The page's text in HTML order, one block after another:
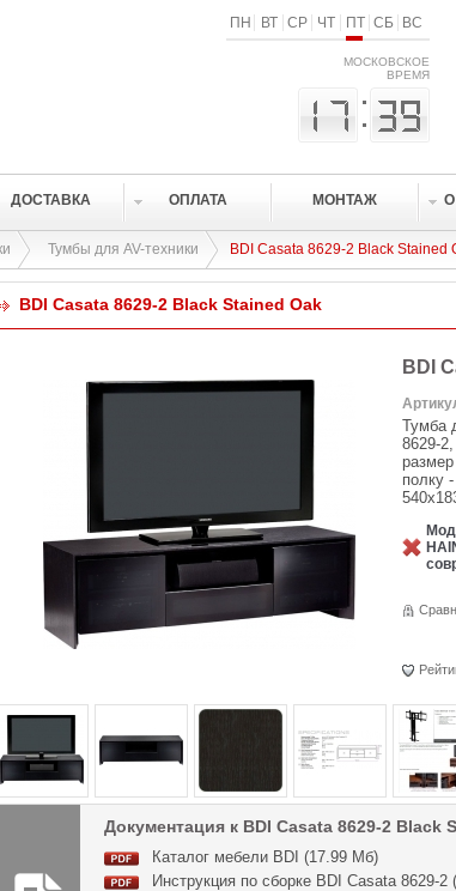
ПН ВТ СР ЧТ ПТ СБ ВС
МОСКОВСКОЕ
ВРЕМЯ
ДОСТАВКА ОПЛАТА МОНТАЖ
Тумбы для AV-техники BDI Casata 8629-2 Black Stained
BDI Casata 8629-2 Black Stained Oak
BDI
Тумба
8629-
полку
Документация к BDI Casata 8629-2 Black
Каталог мебели BDI (17.99 Мб)
Инструкция по сборке BDI Casata 8629-